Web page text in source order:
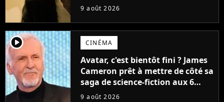
9 août 2026
player2 CINÉMA
Avatar, c'est bientôt fini ? James
Cameron prêt à mettre de côté sa
saga de science-fiction aux 6
milliards de recettes
9 août 2026